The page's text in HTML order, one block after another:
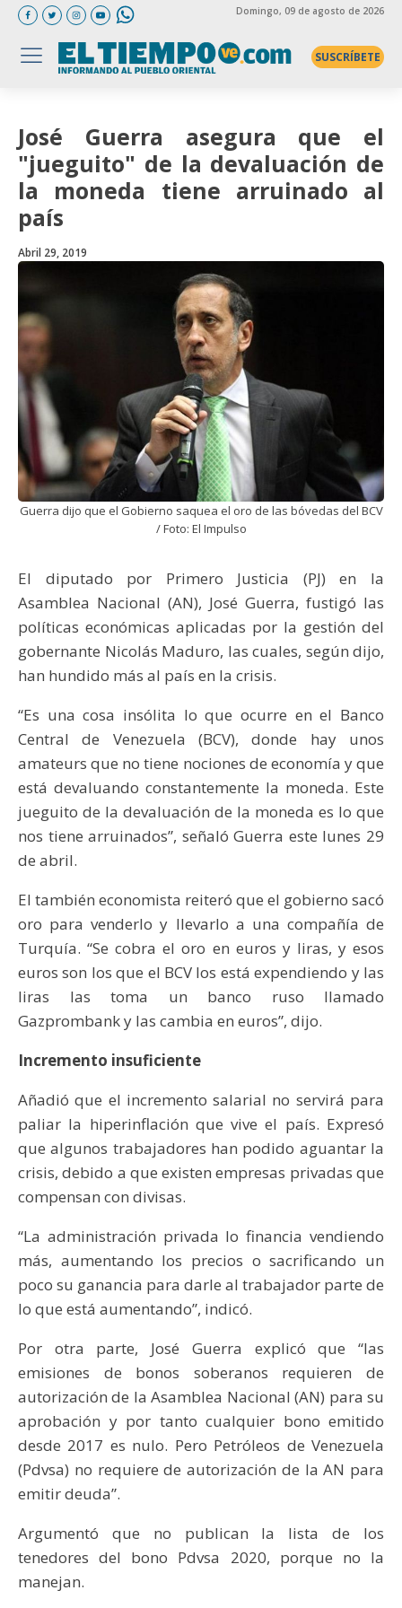
Domingo, 09 de agosto de 2026
SUSCRÍBETE
José Guerra asegura que el
"jueguito" de la devaluación de
la moneda tiene arruinado al
país
Abril 29, 2019
Guerra dijo que el Gobierno saquea el oro de las bóvedas del BCV
/ Foto: El Impulso
El diputado por Primero Justicia (PJ) en la
Asamblea Nacional (AN), José Guerra, fustigó las
políticas económicas aplicadas por la gestión del
gobernante Nicolás Maduro, las cuales, según dijo,
han hundido más al país en la crisis.
“Es una cosa insólita lo que ocurre en el Banco
Central de Venezuela (BCV), donde hay unos
amateurs que no tiene nociones de economía y que
está devaluando constantemente la moneda. Este
jueguito de la devaluación de la moneda es lo que
nos tiene arruinados”, señaló Guerra este lunes 29
de abril.
El también economista reiteró que el gobierno sacó
oro para venderlo y llevarlo a una compañía de
Turquía. “Se cobra el oro en euros y liras, y esos
euros son los que el BCV los está expendiendo y las
liras las toma un banco ruso llamado
Gazprombank y las cambia en euros”, dijo.
Incremento insuficiente
Añadió que el incremento salarial no servirá para
paliar la hiperinflación que vive el país. Expresó
que algunos trabajadores han podido aguantar la
crisis, debido a que existen empresas privadas que
compensan con divisas.
“La administración privada lo financia vendiendo
más, aumentando los precios o sacrificando un
poco su ganancia para darle al trabajador parte de
lo que está aumentando”, indicó.
Por otra parte, José Guerra explicó que “las
emisiones de bonos soberanos requieren de
autorización de la Asamblea Nacional (AN) para su
aprobación y por tanto cualquier bono emitido
desde 2017 es nulo. Pero Petróleos de Venezuela
(Pdvsa) no requiere de autorización de la AN para
emitir deuda”.
Argumentó que no publican la lista de los
tenedores del bono Pdvsa 2020, porque no la
manejan.